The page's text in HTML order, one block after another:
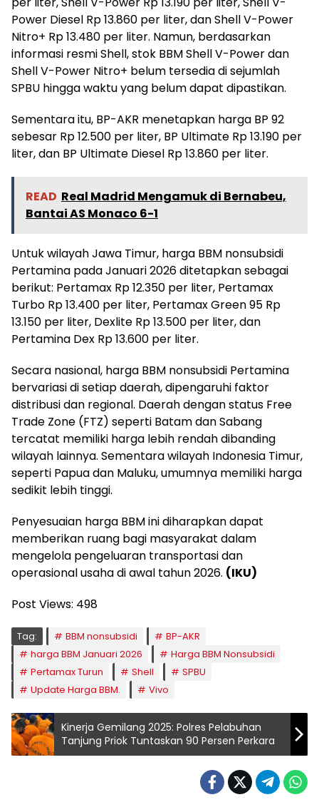
Power Diesel Rp 13.860 per liter, dan Shell V-Power
Nitro+ Rp 13.480 per liter. Namun, berdasarkan
informasi resmi Shell, stok BBM Shell V-Power dan
Shell V-Power Nitro+ belum tersedia di sejumlah
SPBU hingga waktu yang belum dapat dipastikan.
Sementara itu, BP-AKR menetapkan harga BP 92
sebesar Rp 12.500 per liter, BP Ultimate Rp 13.190 per
liter, dan BP Ultimate Diesel Rp 13.860 per liter.
READ Real Madrid Mengamuk di Bernabeu,
Bantai AS Monaco 6-1
Untuk wilayah Jawa Timur, harga BBM nonsubsidi
Pertamina pada Januari 2026 ditetapkan sebagai
berikut: Pertamax Rp 12.350 per liter, Pertamax
Turbo Rp 13.400 per liter, Pertamax Green 95 Rp
13.150 per liter, Dexlite Rp 13.500 per liter, dan
Pertamina Dex Rp 13.600 per liter.
Secara nasional, harga BBM nonsubsidi Pertamina
bervariasi di setiap daerah, dipengaruhi faktor
distribusi dan regional. Daerah dengan status Free
Trade Zone (FTZ) seperti Batam dan Sabang
tercatat memiliki harga lebih rendah dibanding
wilayah lainnya. Sementara wilayah Indonesia Timur,
seperti Papua dan Maluku, umumnya memiliki harga
sedikit lebih tinggi.
Penyesuaian harga BBM ini diharapkan dapat
memberikan ruang bagi masyarakat dalam
mengelola pengeluaran transportasi dan
operasional usaha di awal tahun 2026. (IKU)
Post Views: 498
Tag: BBM nonsubsidi
BP-AKR
harga BBM Januari 2026
Harga BBM Nonsubsidi
Pertamax Turun
Shell
SPBU
Update Harga BBM.
Vivo
Kinerja Gemilang 2025: Polres Pelabuhan
Tanjung Priok Tuntaskan 90 Persen Perkara